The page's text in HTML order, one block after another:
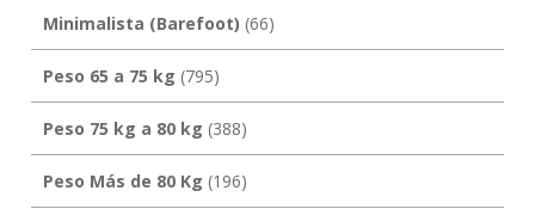
Minimalista (Barefoot) (66)
Peso 65 a 75 kg (795)
Peso 75 kg a 80 kg (388)
Peso Más de 80 Kg (196)